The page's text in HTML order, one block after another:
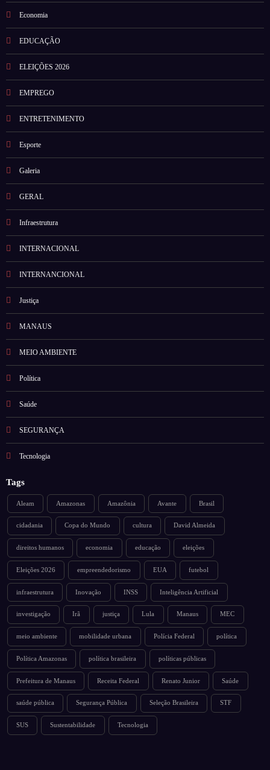
Economia
EDUCAÇÃO
ELEIÇÕES 2026
EMPREGO
ENTRETENIMENTO
Esporte
Galeria
GERAL
Infraestrutura
INTERNACIONAL
INTERNANCIONAL
Justiça
MANAUS
MEIO AMBIENTE
Política
Saúde
SEGURANÇA
Tecnologia
Tags
Aleam Amazonas Amazônia Avante Brasil
cidadania Copa do Mundo cultura David Almeida
direitos humanos economia educação eleições
Eleições 2026 empreendedorismo EUA futebol
infraestrutura Inovação INSS Inteligência Artificial
investigação Irã justiça Lula Manaus MEC
meio ambiente mobilidade urbana Polícia Federal política
Política Amazonas política brasileira políticas públicas
Prefeitura de Manaus Receita Federal Renato Junior Saúde
saúde pública Segurança Pública Seleção Brasileira STF
SUS Sustentabilidade Tecnologia